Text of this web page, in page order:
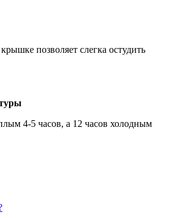
позволяет слегка остудить
4-5 часов, а 12 часов холодным